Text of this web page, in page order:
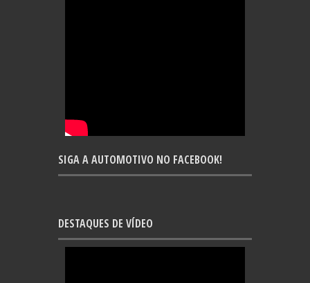
SIGA A AUTOMOTIVO NO FACEBOOK!
DESTAQUES DE VÍDEO